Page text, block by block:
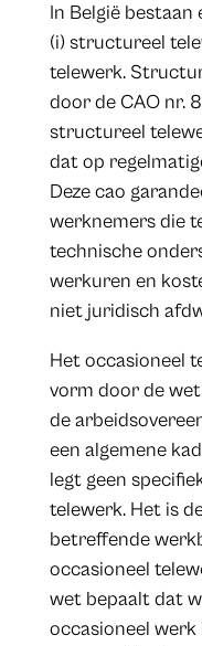
In België
(i) structureel
telewerk.
door de CAO nr.
structureel
dat op
Deze cao
werknemers die
technische
werkuren en
niet juridisch
Het occasioneel
vorm door de
de
een algemene
legt geen
telewerk. Het is
betreffende
occasioneel
wet bepaalt dat
occasioneel werk